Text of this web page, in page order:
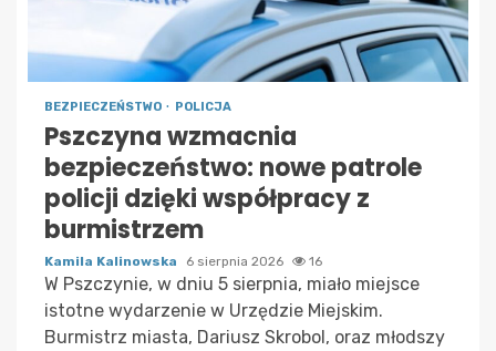
BEZPIECZEŃSTWO POLICJA
Pszczyna wzmacnia
bezpieczeństwo: nowe patrole
policji dzięki współpracy z
burmistrzem
Kamila Kalinowska 6 sierpnia 2026 16
W Pszczynie, w dniu 5 sierpnia, miało miejsce
istotne wydarzenie w Urzędzie Miejskim.
Burmistrz miasta, Dariusz Skrobol, oraz młodszy